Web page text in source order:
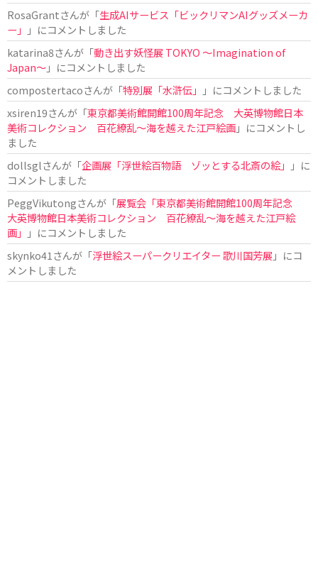
RosaGrantさんが「生成AIサービス「ビックリマンAIグッズメーカ
ー」
」にコメントしました
katarina8さんが「動き出す妖怪展 TOKYO 〜Imagination of
Japan〜」にコメントしました
compostertacoさんが「特別展「水滸伝」
」にコメントしました
xsiren19さんが「東京都美術館開館100周年記念 大英博物館日本
美術コレクション 百花繚乱～海を越えた江戸絵画」にコメントし
ました
dollsglさんが「企画展「浮世絵百物語 ゾッとする北斎の絵」
」に
コメントしました
PeggVikutongさんが「展覧会「東京都美術館開館100周年記念
大英博物館日本美術コレクション 百花繚乱〜海を越えた江戸絵
画」
」にコメントしました
skynko41 さんが「浮世絵スーパークリエイター 歌川国芳展 」にコ
メントしました